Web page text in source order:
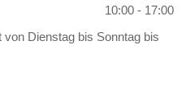
10:00 - 17:00
von Dienstag bis Sonntag bis